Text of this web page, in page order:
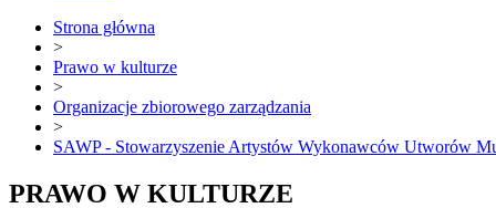
Strona główna
>
Prawo w kulturze
>
Organizacje zbiorowego zarządzania
>
SAWP - Stowarzyszenie Artystów Wykonawców Utworów
PRAWO W KULTURZE